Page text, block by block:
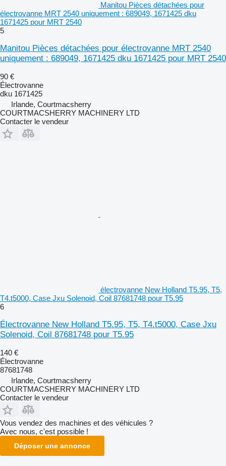
Manitou Pièces détachées pour
électrovanne MRT 2540 uniquement : 689049, 1671425 dku
1671425 pour MRT 2540
5
Manitou Pièces détachées pour électrovanne MRT 2540
uniquement : 689049, 1671425 dku 1671425 pour MRT 2540
90 €
Électrovanne
dku 1671425
Irlande, Courtmacsherry
COURTMACSHERRY MACHINERY LTD
Contacter le vendeur
électrovanne New Holland T5.95, T5,
T4.t5000, Case Jxu Solenoid, Coil 87681748 pour T5.95
6
Électrovanne New Holland T5.95, T5, T4.t5000, Case Jxu
Solenoid, Coil 87681748 pour T5.95
140 €
Électrovanne
87681748
Irlande, Courtmacsherry
COURTMACSHERRY MACHINERY LTD
Contacter le vendeur
Vous vendez des machines et des véhicules ?
Avec nous, c'est possible !
Déposer une annonce